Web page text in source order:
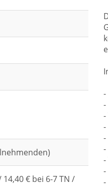
14,40 € bei 6-7 TN /
-
-
-